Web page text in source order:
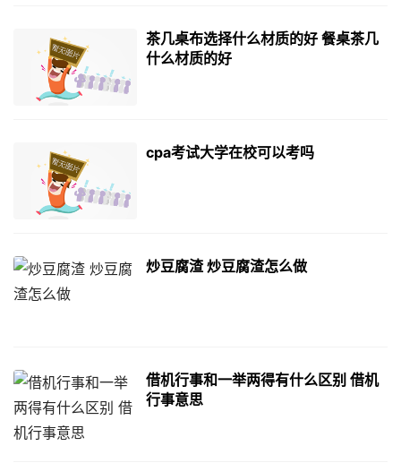
茶几桌布选择什么材质的好 餐桌茶几
什么材质的好
cpa考试大学在校可以考吗
炒豆腐渣 炒豆腐渣怎么做
借机行事和一举两得有什么区别 借机
行事意思